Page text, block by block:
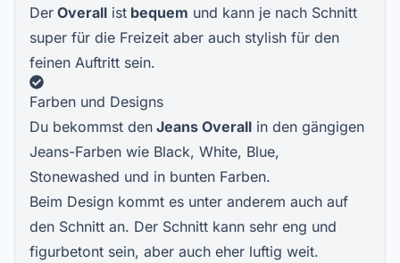
Der Overall ist bequem und kann je nach Schnitt
super für die Freizeit aber auch stylish für den
feinen Auftritt sein.
Farben und Designs
Du bekommst den Jeans Overall in den gängigen
Jeans-Farben wie Black, White, Blue,
Stonewashed und in bunten Farben.
Beim Design kommt es unter anderem auch auf
den Schnitt an. Der Schnitt kann sehr eng und
figurbetont sein, aber auch eher luftig weit.